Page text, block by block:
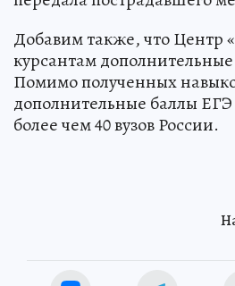
Добавим также, что Центр
курсантам
Помимо полученных
дополнительные баллы
более чем 40 вузов России.